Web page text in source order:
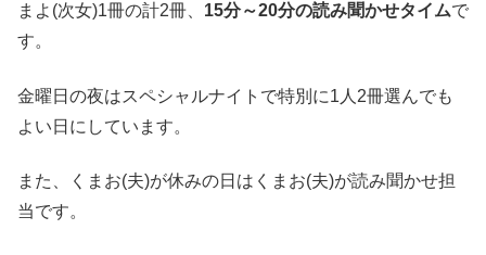
まよ(次女)1冊の計2冊、 15分～20分の読み聞かせタイムで
す。
金曜日の夜はスペシャルナイトで特別に1人2冊選んでも
よい日にしています。
また、くまお(夫)が休みの日はくまお(夫)が読み聞かせ担
当です。